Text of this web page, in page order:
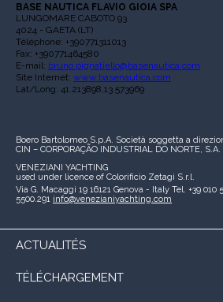
BASE NAUTICA FLAVIO GIOIA SPA
LUNGOMARE CABOTO 93
4024 - GAETA (LT)
Téléphone: +390771311013
Fax: +390771464580
E-mail: bruno.pignatiello@basenautica.com
Site Internet: www.basenautica.com
Lat/Long: 41.213898,13.573969
Boero Bartolomeo S.p.A. Società soggetta a
CIN – CORPORAÇÃO INDUSTRIAL DO NORTE, S.A.
VENEZIANI YACHTING
used under licence of Colorificio Zetagi S.r.l.
Via G. Macaggi 19 16121 Genova - Italy Tel. +39 010
5500.291 info@venezianiyachting.com
ACTUALITÉS
TÉLÉCHARGEMENT